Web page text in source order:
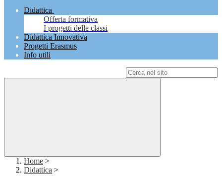
Didattica
Offerta formativa
I progetti delle classi
Didattica Innovativa
Progetti Erasmus
Info utili
Home >
Didattica >